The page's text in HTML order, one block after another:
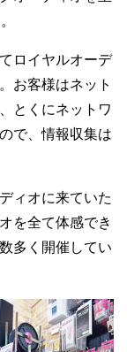
ロイヤルオーデ
お客様はネット
とくにネットワ
で、情報収集は
ィオに来ていた
を全て体感でき
多く開催してい